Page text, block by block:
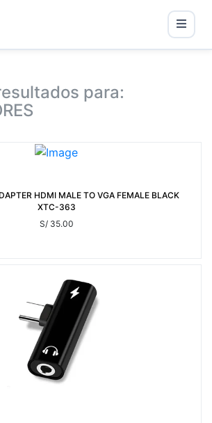
para:
HDMI MALE TO VGA FEMALE BLACK
XTC-363
S/ 35.00